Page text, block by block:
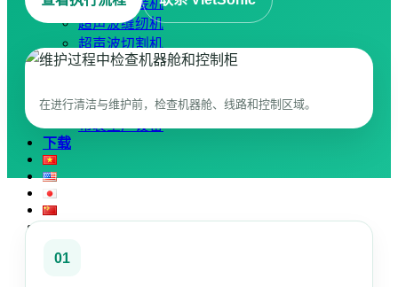
超声波缝纫机
超声波切割机
手持式超声波焊接机
超声波搅拌与提取设备
布袋生产设备
下载
在进行清洁与维护前，检查机器舱、线路和控制区域。
01